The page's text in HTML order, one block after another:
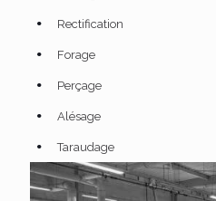
Rectification
Forage
Perçage
Alésage
Taraudage